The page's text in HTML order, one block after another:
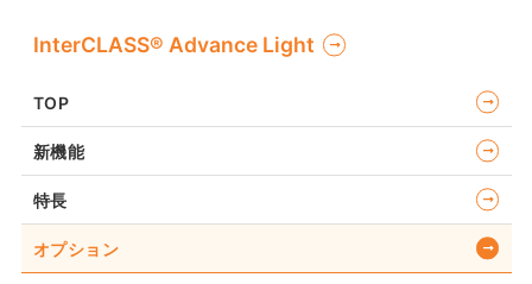
InterCLASS®︎ Advance Light
TOP
新機能
特長
オプション